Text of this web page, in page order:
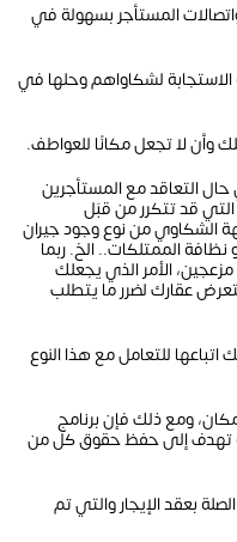
المستأجر بسهولة في
لشكاواهم وحلها في
وأن لا تجعل مكانًا للعواطف.
التعاقد مع المستأجرين
التي قد تتكرر من قبَل
الشكاوي من نوع وجود جيران
نظافة الممتلكات.. الخ. ربما
الأمر الذي يجعلك
عقارك لضرر ما يتطلب
للتعامل مع هذا النوع
ومع ذلك فإن برنامج
تهدف إلى حفظ حقوق كل من
بعقد الإيجار والتي تم